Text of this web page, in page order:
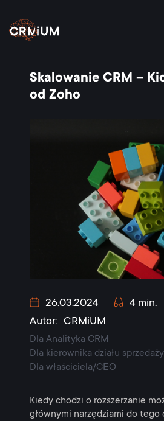
Skalowanie CRM –
od Zoho
26.03.2024
4 min.
Autor: CRMiUM
Dla Analityka CRM
Dla kierownika działu sprzedaży
Dla właściciela/CEO
Kiedy chodzi o rozszerzanie
głównymi narzędziami do tego